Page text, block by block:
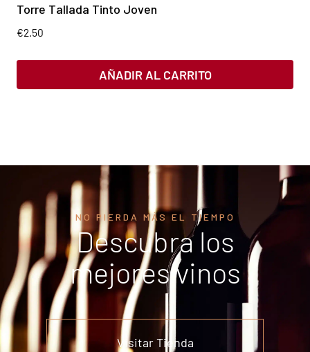
Torre Tallada Tinto Joven
€2.50
AÑADIR AL CARRITO
NO PIERDA MÁS EL TIEMPO
Descubra los
mejores vinos
Visitar Tienda